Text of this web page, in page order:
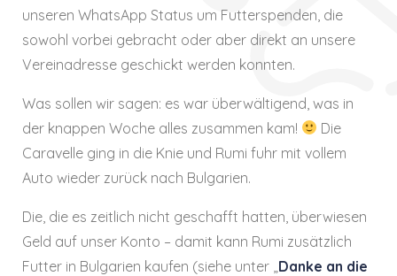
unseren WhatsApp Status um Futterspenden, die
sowohl vorbei gebracht oder aber direkt an unsere
Vereinadresse geschickt werden konnten.
Was sollen wir sagen: es war überwältigend, was in
der knappen Woche alles zusammen kam!
Die
Caravelle ging in die Knie und Rumi fuhr mit vollem
Auto wieder zurück nach Bulgarien.
Die, die es zeitlich nicht geschafft hatten, überwiesen
Geld auf unser Konto – damit kann Rumi zusätzlich
Futter in Bulgarien kaufen (siehe unter „ Danke an die